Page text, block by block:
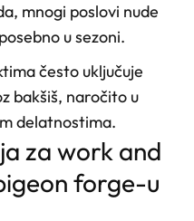
mnogi poslovi nude
u sezoni.
često uključuje
bakšiš, naročito u
delatnostima.
forge-u